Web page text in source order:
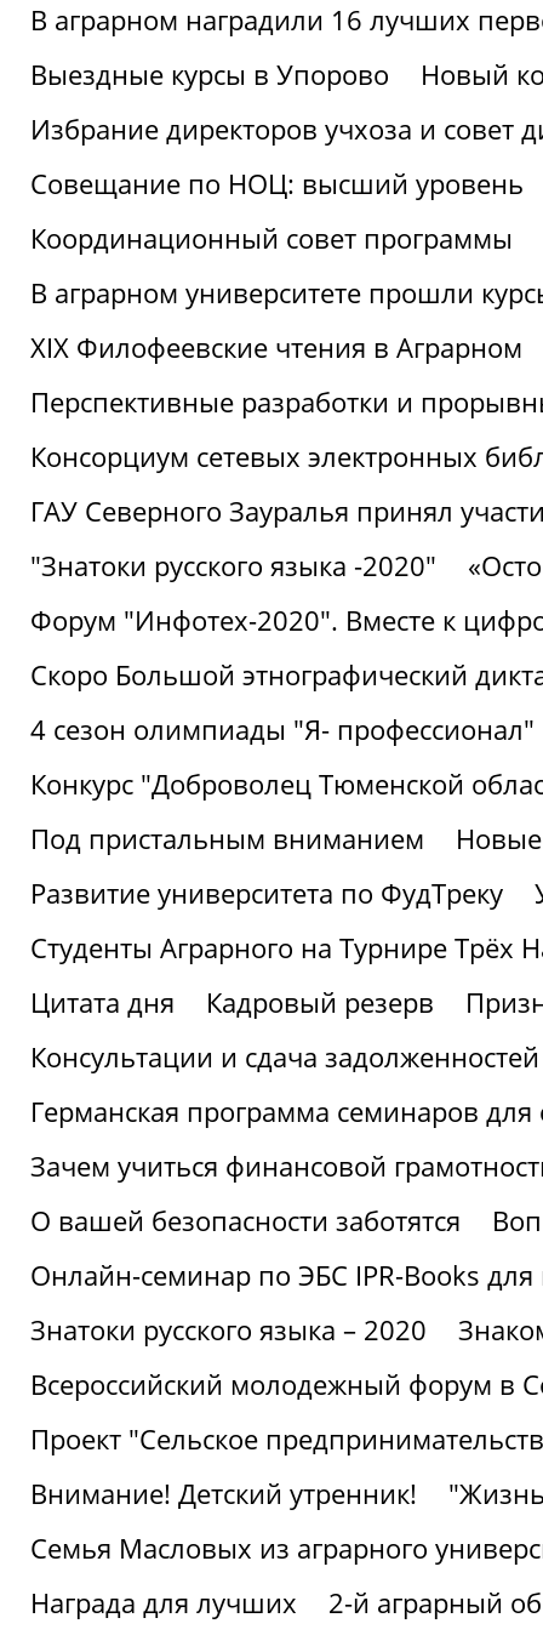
В аграрном наградили 16 лучших
Выездные курсы в Упорово
Новый
Избрание директоров учхоза и совет
Совещание по НОЦ: высший уровень
Координационный совет программы
В аграрном университете прошли
XIX Филофеевские чтения в Аграрном
Перспективные разработки и
Консорциум сетевых электронных
ГАУ Северного Зауралья принял
"Знатоки русского языка -2020"
Форум "Инфотех-2020". Вместе к
Скоро Большой этнографический
4 сезон олимпиады "Я- профессионал"
Конкурс "Доброволец Тюменской
Под пристальным вниманием
Развитие университета по ФудТреку
Студенты Аграрного на Турнире Трёх
Цитата дня
Кадровый резерв
Консультации и сдача
Германская программа семинаров для
Зачем учиться финансовой
О вашей безопасности заботятся
Онлайн-семинар по ЭБС IPR-Books для
Знатоки русского языка – 2020
Всероссийский молодежный форум в
Проект "Сельское
Внимание! Детский утренник!
Семья Масловых из аграрного
Награда для лучших
2-й аграрный